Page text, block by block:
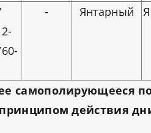
- Янтарный
самополирующееся
действия